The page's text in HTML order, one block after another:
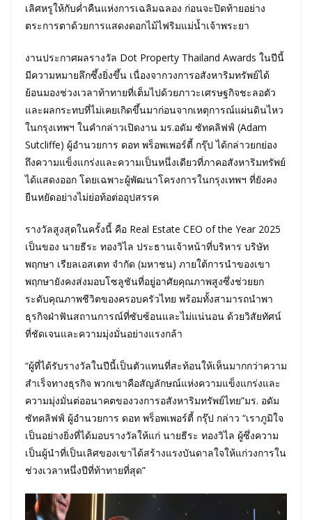
เลิศหรูให้กับค่ำคืนแห่งการเฉลิมฉลอง ก่อนจะปิดท้ายอย่าง
ตระการตาด้วยการแสดงดอกไม้ไฟริมแม่น้ำเจ้าพระยา
งานประกาศผลรางวัล Dot Property Thailand Awards ในปีนี้
มีความหมายลึกซึ้งยิ่งขึ้น เนื่องจากวงการอสังหาริมทรัพย์ได้
ย้อนมองช่วงเวลาท้าทายที่เต็มไปด้วยภาวะเศรษฐกิจชะลอตัว
และผลกระทบที่ไม่เคยเกิดขึ้นมาก่อนจากเหตุการณ์แผ่นดินไหว
ในกรุงเทพฯ ในคำกล่าวเปิดงาน มร.อดัม ซัทคลิฟฟ์ (Adam
Sutcliffe) ผู้อำนวยการ ดอท พร็อพเพอร์ตี้ กรุ๊ป ได้กล่าวยกย่อง
ถึงความแข็งแกร่งและความเป็นหนึ่งเดียวที่ภาคอสังหาริมทรัพย์
ได้แสดงออก โดยเฉพาะผู้พัฒนาโครงการในกรุงเทพฯ ที่ยังคง
ยืนหยัดอย่างไม่ย่อท้อต่ออุปสรรค
รางวัลสูงสุดในครั้งนี้ คือ Real Estate CEO of the Year 2025
เป็นของ นายธีระ ทองวิไล ประธานเจ้าหน้าที่บริหาร บริษัท
พฤกษา เรียลเอสเตท จำกัด (มหาชน) ภายใต้การนำของเขา
พฤกษายังคงส่งมอบโซลูชันที่อยู่อาศัยคุณภาพสูงซึ่งช่วยยก
ระดับคุณภาพชีวิตของครอบครัวไทย พร้อมทั้งสามารถนำพา
ธุรกิจฝ่าฟันสถานการณ์ที่ซับซ้อนและไม่แน่นอน ด้วยวิสัยทัศน์
ที่ชัดเจนและความมุ่งมั่นอย่างแรงกล้า
“ผู้ที่ได้รับรางวัลในปีนี้เป็นตัวแทนที่สะท้อนให้เห็นมากกว่าความ
สำเร็จทางธุรกิจ พวกเขาคือสัญลักษณ์แห่งความแข็งแกร่งและ
ความมุ่งมั่นต่ออนาคตของวงการอสังหาริมทรัพย์ไทย”มร. อดัม
ซัทคลิฟฟ์ ผู้อำนวยการ ดอท พร็อพเพอร์ตี้ กรุ๊ป กล่าว “เราภูมิใจ
เป็นอย่างยิ่งที่ได้มอบรางวัลให้แก่ นายธีระ ทองวิไล ผู้ซึ่งความ
เป็นผู้นำที่เป็นเลิศของเขาได้สร้างแรงบันดาลใจให้แก่วงการใน
ช่วงเวลาหนึ่งปีที่ท้าทายที่สุด”